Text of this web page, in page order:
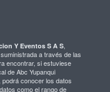
Y Eventos S A S
a través de las
encontrar, si estuviese
de Abc Yupanqui
conocer los datos
como el rango de